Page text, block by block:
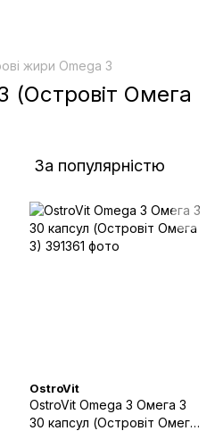
жири Omega 3
(Островіт Омега
За популярністю
OstroVit
OstroVit Omega 3 Омега 3
30 капсул (Островіт Омега